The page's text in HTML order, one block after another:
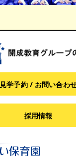
見学予約 / お問い合わ
採用情報